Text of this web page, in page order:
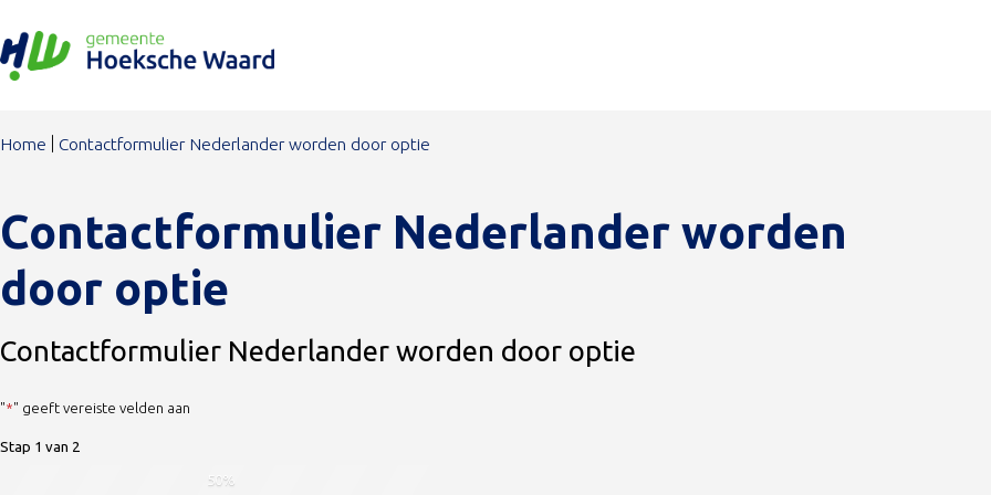
Home Contactformulier Nederlander worden door optie
Contactformulier Nederlander worden
door optie
Contactformulier Nederlander worden door optie
"*" geeft vereiste velden aan
Stap 1 van 2
50%
1
van